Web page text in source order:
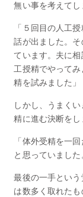
無い事を考えてし
「５回目の人工
話が出ました。
ています。夫に
工授精でやって
精を試みました」
しかし、うまく
精に進む決断をし
「体外受精を一
と思っていまし
最後の一手とい
は数多く取れた